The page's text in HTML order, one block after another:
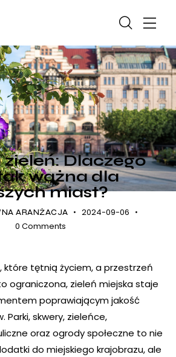
ARCHITEKTURA
zieleń: Dlaczego
ważna dla
miast?
ARANŻACJA
2024-09-06
0 Comments
które tętnią życiem, a przestrzeń
ograniczona, zieleń miejska staje
poprawiającym jakość
Parki, skwery, zieleńce,
oraz ogrody społeczne to nie
do miejskiego krajobrazu, ale